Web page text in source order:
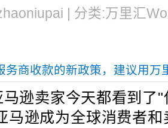
| 分类:万里汇
务商收款的新政策，建议用万
卖家今天都看到了"
马逊成为全球消费者